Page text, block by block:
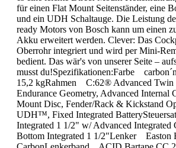
für einen Flat Mount Seitenständer, eine
und ein UDH Schaltauge. Die Leistung
ready Motors von Bosch kann um einen
Akku erweitert werden. Clever: Das
Oberrohr integriert und wird per Mini-
bedient. Das wär's von unserer Seite –
musst du!Spezifikationen:Farbe
15,2 kgRahmen C:62® Advanced Twin
Endurance Geometry, Advanced Internal
Mount Disc, Fender/Rack & Kickstand
UDH™, Fixed Integrated
Integrated 1 1/2" w/ Advanced Integrated
Bottom Integrated 1 1/2"Lenker Easton